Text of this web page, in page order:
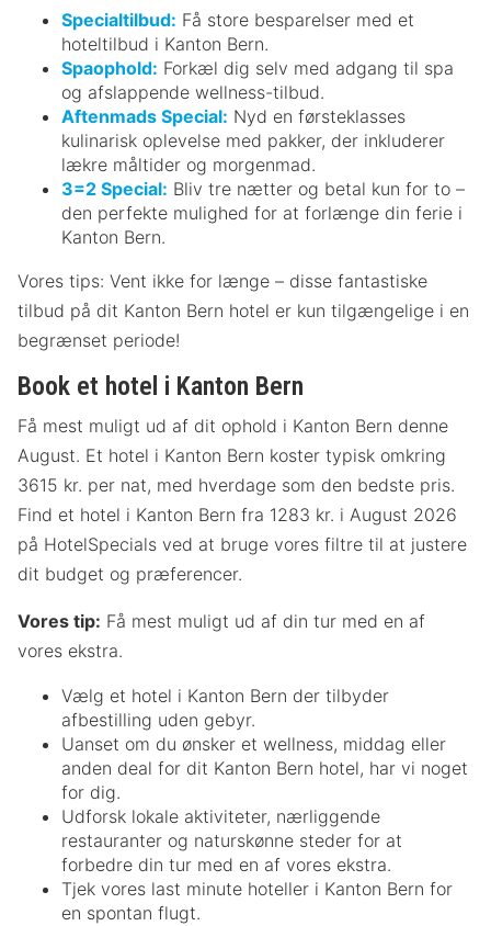
Specialtilbud: Få store besparelser med et
hoteltilbud i Kanton Bern.
Spaophold: Forkæl dig selv med adgang til spa
og afslappende wellness-tilbud.
Aftenmads Special: Nyd en førsteklasses
kulinarisk oplevelse med pakker, der inkluderer
lækre måltider og morgenmad.
3=2 Special: Bliv tre nætter og betal kun for to –
den perfekte mulighed for at forlænge din ferie i
Kanton Bern.
Vores tips: Vent ikke for længe – disse fantastiske
tilbud på dit Kanton Bern hotel er kun tilgængelige i en
begrænset periode!
Book et hotel i Kanton Bern
Få mest muligt ud af dit ophold i Kanton Bern denne
August. Et hotel i Kanton Bern koster typisk omkring
3615 kr. per nat, med hverdage som den bedste pris.
Find et hotel i Kanton Bern fra 1283 kr. i August 2026
på HotelSpecials ved at bruge vores filtre til at justere
dit budget og præferencer.
Vores tip: Få mest muligt ud af din tur med en af
vores ekstra.
Vælg et hotel i Kanton Bern der tilbyder
afbestilling uden gebyr.
Uanset om du ønsker et wellness, middag eller
anden deal for dit Kanton Bern hotel, har vi noget
for dig.
Udforsk lokale aktiviteter, nærliggende
restauranter og naturskønne steder for at
forbedre din tur med en af vores ekstra.
Tjek vores last minute hoteller i Kanton Bern for
en spontan flugt.